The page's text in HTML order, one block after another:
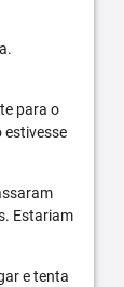
para o
estivesse
Estariam
e tenta